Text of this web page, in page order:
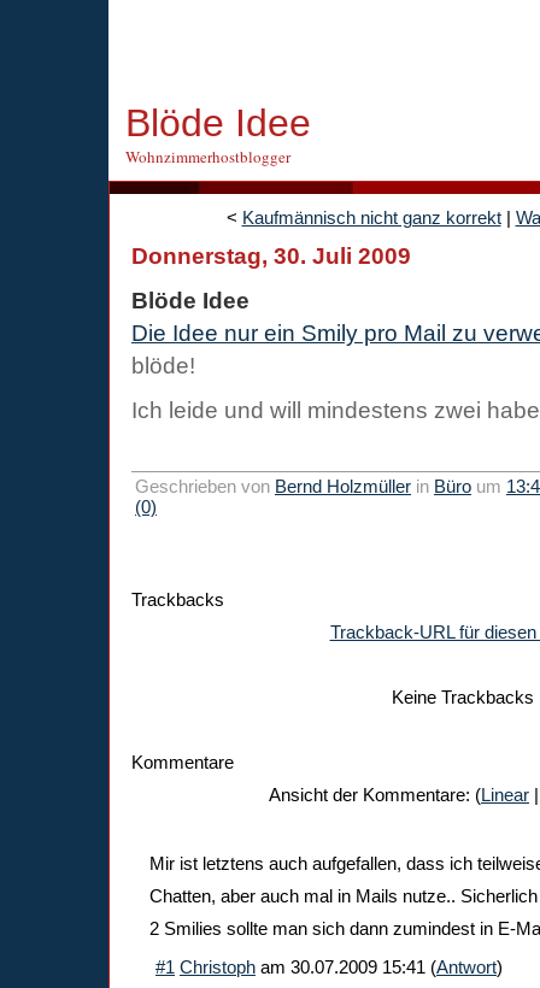
Blöde Idee
Wohnzimmerhostblogger
< Kaufmännisch nicht ganz korrekt |
Donnerstag, 30. Juli 2009
Blöde Idee
Die Idee nur ein Smily pro Mail zu
blöde!
Ich leide und will mindestens zwei
Geschrieben von Bernd Holzmüller in Büro um
(0)
Trackbacks
Trackback-URL für diesen
Keine Trackbacks
Kommentare
Ansicht der Kommentare: (Linear
Mir ist letztens auch aufgefallen, dass ich
Chatten, aber auch mal in Mails nutze..
2 Smilies sollte man sich dann zumindest in E-
#1 Christoph am 30.07.2009 15:41 (Antwort)